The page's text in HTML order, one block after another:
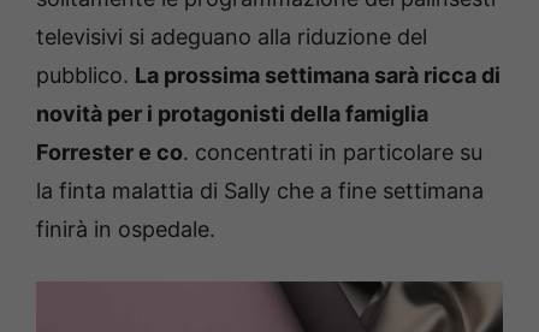
televisivi si adeguano alla riduzione del
pubblico. La prossima settimana sarà ricca di
novità per i protagonisti della famiglia
Forrester e co. concentrati in particolare su
la finta malattia di Sally che a fine settimana
finirà in ospedale.